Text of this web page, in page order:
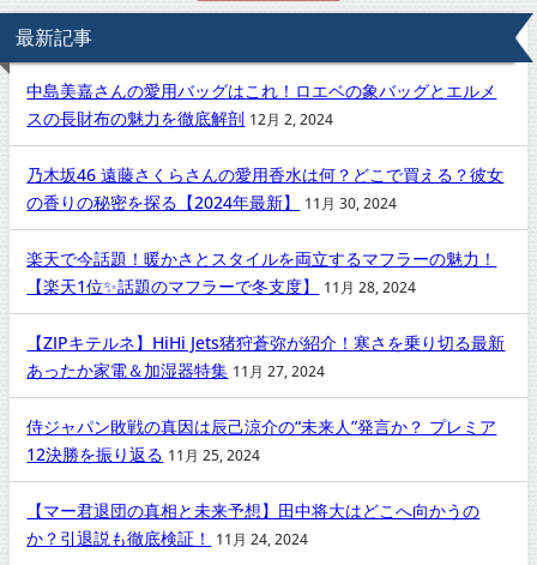
最新記事
中島美嘉さんの愛用バッグはこれ！ロエベの象バッグとエルメ
スの長財布の魅力を徹底解剖 12月 2, 2024
乃木坂46 遠藤さくらさんの愛用香水は何？どこで買える？彼女
の香りの秘密を探る【2024年最新】
11月 30, 2024
楽天で今話題！暖かさとスタイルを両立するマフラーの魅力！
【楽天1位✨話題のマフラーで冬支度】
11月 28, 2024
【ZIPキテルネ】HiHi Jets猪狩蒼弥が紹介！寒さを乗り切る最新
あったか家電＆加湿器特集 11月 27, 2024
侍ジャパン敗戦の真因は辰己涼介の“未来人”発言か？ プレミア
12決勝を振り返る 11月 25, 2024
【マー君退団の真相と未来予想】田中将大はどこへ向かうの
か？引退説も徹底検証！
11月 24, 2024